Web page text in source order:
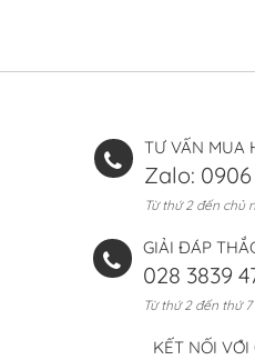
TƯ VẤN MUA
Zalo: 0906
Từ thứ 2 đến chủ
GIẢI ĐÁP
028 3839
Từ thứ 2 đến thứ 7
KẾT NỐI VỚI